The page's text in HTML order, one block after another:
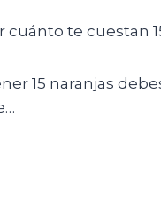
te cuestan
15 naranjas